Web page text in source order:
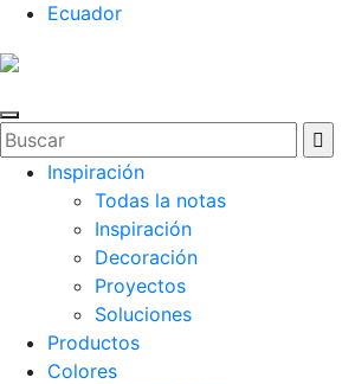
Ecuador
Inspiración
Todas la notas
Inspiración
Decoración
Proyectos
Soluciones
Productos
Colores